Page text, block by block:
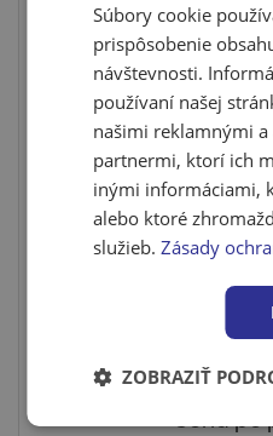
Škridla Terran-Zenit
Krajná škridla ľavá
Cena po
Súbory cookie
prispôsobenie
návštevnosti.
používaní našej
našimi reklamnými
partnermi, ktorí ich
inými informáciami,
alebo ktoré
služieb.Zásady
ZOBRAZIŤ